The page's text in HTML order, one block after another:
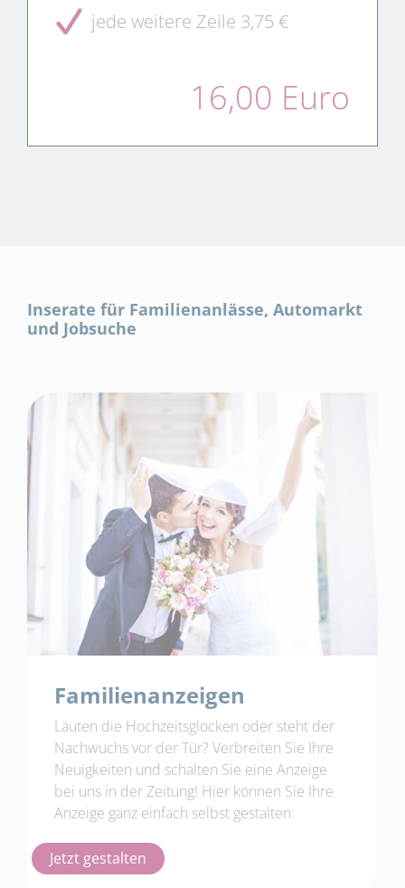
jede weitere Zeile 3,75 €
16,00 Euro
Inserate für Familienanlässe, Automarkt
und Jobsuche
Familienanzeigen
Läuten die Hochzeitsglocken oder steht der
Nachwuchs vor der Tür? Verbreiten Sie Ihre
Neuigkeiten und schalten Sie eine Anzeige
bei uns in der Zeitung! Hier können Sie Ihre
Anzeige ganz einfach selbst gestalten:
Jetzt gestalten